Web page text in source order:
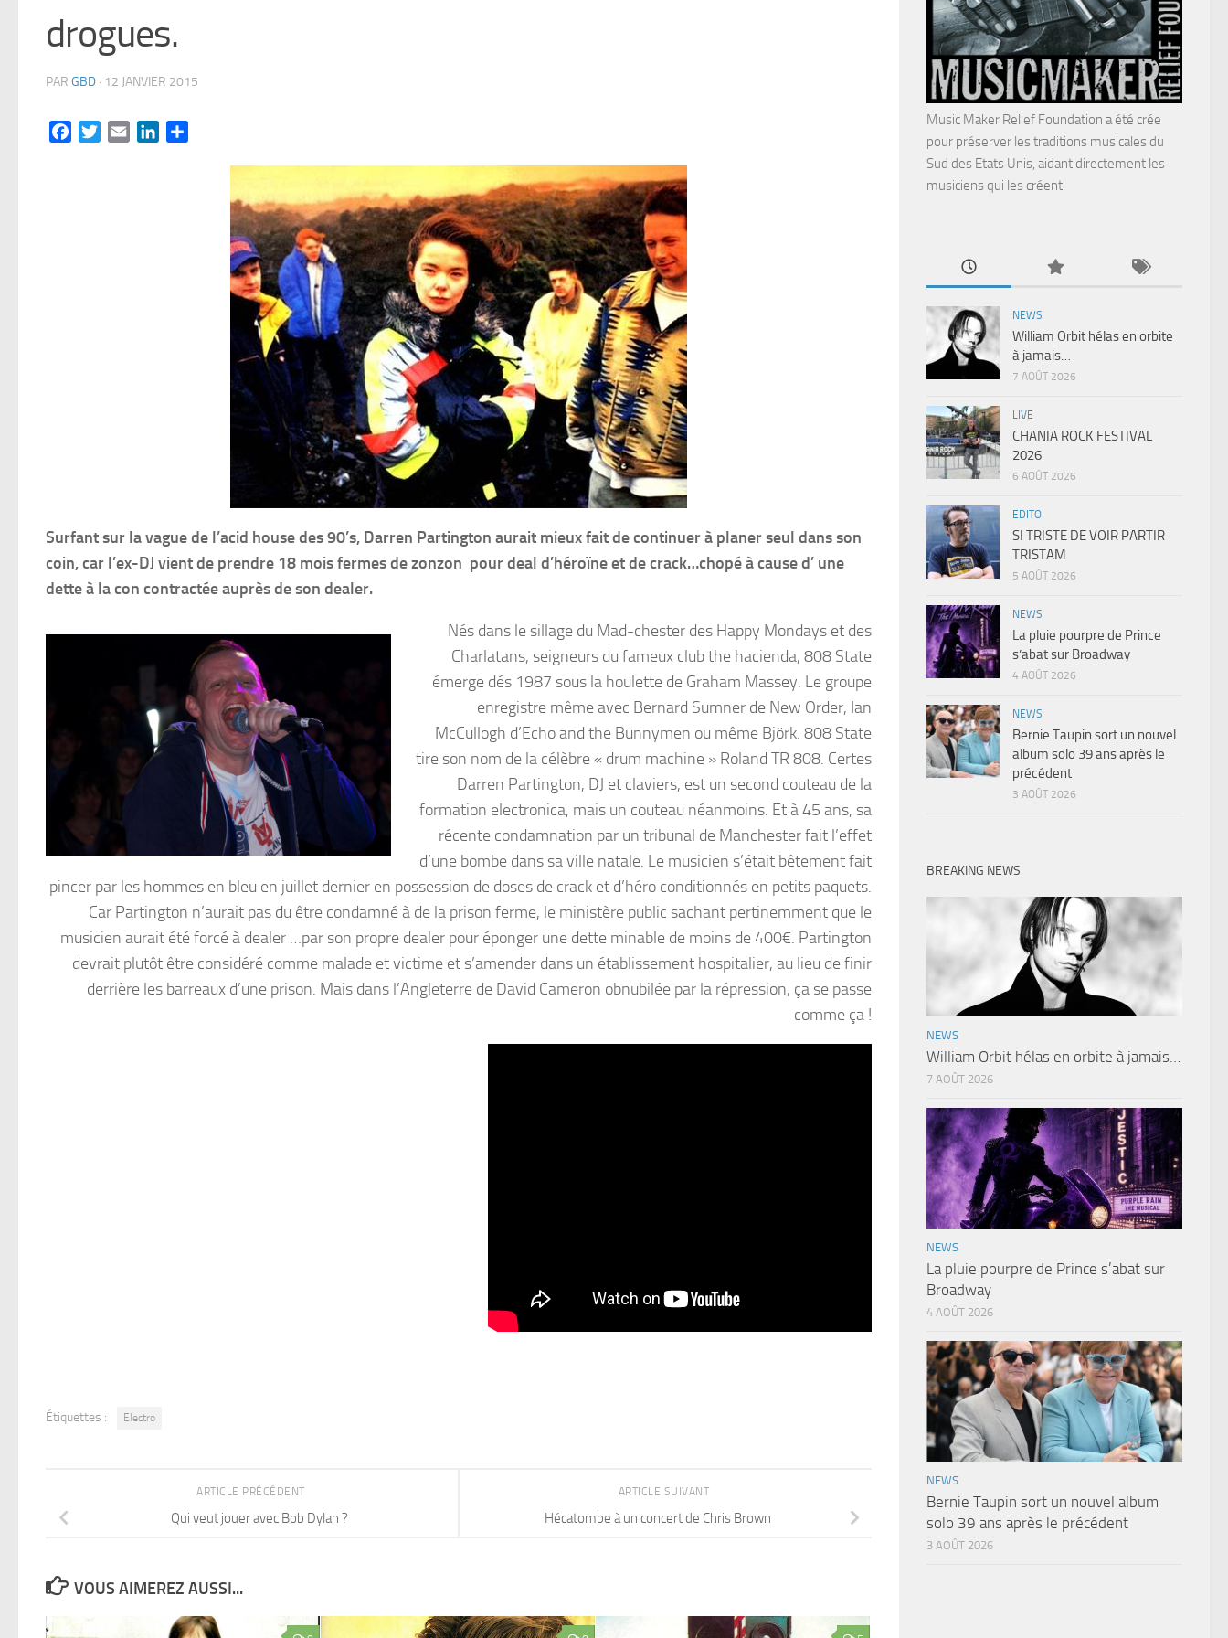
drogues.
PAR GBD · 12 JANVIER 2015
FacebookTwitterEmail LinkedIn
Surfant sur la vague de l’acid house des 90’s, Darren Partington aurait mieux fait de continuer à planer seul dans son
coin, car l’ex-DJ vient de prendre 18 mois fermes de zonzon pour deal d’héroïne et de crack…chopé à cause d’ une
dette à la con contractée auprès de son dealer.
Nés dans le sillage du Mad-chester des Happy Mondays et des
Charlatans, seigneurs du fameux club the hacienda, 808 State
émerge dés 1987 sous la houlette de Graham Massey. Le groupe
enregistre même avec Bernard Sumner de New Order, Ian
McCullogh d’Echo and the Bunnymen ou même Björk. 808 State
tire son nom de la célèbre « drum machine » Roland TR 808. Certes
Darren Partington, DJ et claviers, est un second couteau de la
formation electronica, mais un couteau néanmoins. Et à 45 ans, sa
récente condamnation par un tribunal de Manchester fait l’effet
d’une bombe dans sa ville natale. Le musicien s’était bêtement fait
pincer par les hommes en bleu en juillet dernier en possession de doses de crack et d’héro conditionnés en petits paquets.
Car Partington n’aurait pas du être condamné à de la prison ferme, le ministère public sachant pertinemment que le
musicien aurait été forcé à dealer …par son propre dealer pour éponger une dette minable de moins de 400€. Partington
devrait plutôt être considéré comme malade et victime et s’amender dans un établissement hospitalier, au lieu de finir
derrière les barreaux d’une prison. Mais dans l’Angleterre de David Cameron obnubilée par la répression, ça se passe
comme ça !
Étiquettes : Electro
ARTICLE SUIVANT
Hécatombe à un concert de Chris Brown
ARTICLE PRÉCÉDENT
Qui veut jouer avec Bob Dylan ?
VOUS AIMEREZ AUSSI...
Music Maker Relief Foundation a été crée
pour préserver les traditions musicales du
Sud des Etats Unis, aidant directement les
musiciens qui les créent.
NEWS
William Orbit hélas en orbite
à jamais…
7 AOÛT 2026
LIVE
CHANIA ROCK FESTIVAL
2026
6 AOÛT 2026
EDITO
SI TRISTE DE VOIR PARTIR
TRISTAM
5 AOÛT 2026
NEWS
La pluie pourpre de Prince
s’abat sur Broadway
4 AOÛT 2026
NEWS
Bernie Taupin sort un nouvel
album solo 39 ans après le
précédent
3 AOÛT 2026
BREAKING NEWS
NEWS
William Orbit hélas en orbite à jamais…
7 AOÛT 2026
NEWS
La pluie pourpre de Prince s’abat sur
Broadway
4 AOÛT 2026
NEWS
Bernie Taupin sort un nouvel album
solo 39 ans après le précédent
3 AOÛT 2026